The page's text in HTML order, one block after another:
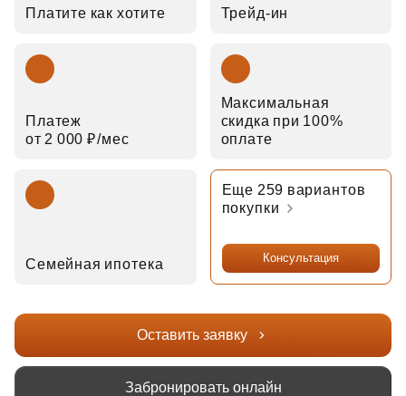
Платите как хотите Трейд‑ин
Платеж
от 2 000 ₽⁠/⁠мес
Максимальная
скидка при 100%
оплате
Семейная ипотека
Еще 259 вариантов
покупки
Консультация
Оставить заявку
Забронировать онлайн